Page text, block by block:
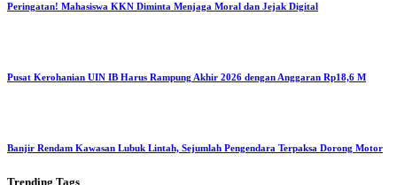
Peringatan! Mahasiswa KKN Diminta Menjaga Moral dan Jejak Digital
Pusat Kerohanian UIN IB Harus Rampung Akhir 2026 dengan Anggaran Rp18,6 M
Banjir Rendam Kawasan Lubuk Lintah, Sejumlah Pengendara Terpaksa Dorong Motor
Trending Tags